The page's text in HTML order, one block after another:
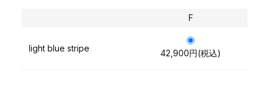
F
light blue stripe 42,900円(税込)